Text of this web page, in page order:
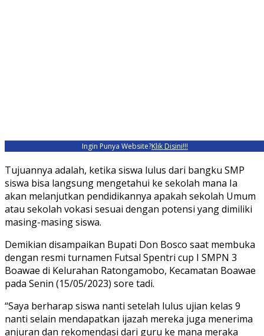
Ingin Punya Website?Klik Disini!!!
Tujuannya adalah, ketika siswa lulus dari bangku SMP
siswa bisa langsung mengetahui ke sekolah mana Ia
akan melanjutkan pendidikannya apakah sekolah Umum
atau sekolah vokasi sesuai dengan potensi yang dimiliki
masing-masing siswa.
Demikian disampaikan Bupati Don Bosco saat membuka
dengan resmi turnamen Futsal Spentri cup I SMPN 3
Boawae di Kelurahan Ratongamobo, Kecamatan Boawae
pada Senin (15/05/2023) sore tadi.
“Saya berharap siswa nanti setelah lulus ujian kelas 9
nanti selain mendapatkan ijazah mereka juga menerima
anjuran dan rekomendasi dari guru ke mana meraka